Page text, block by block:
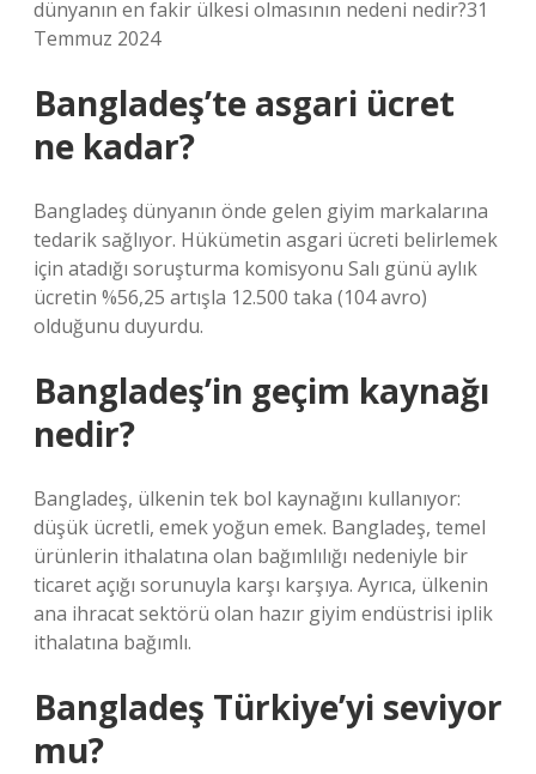
dünyanın en fakir ülkesi olmasının nedeni nedir?31
Temmuz 2024
Bangladeş’te asgari ücret
ne kadar?
Bangladeş dünyanın önde gelen giyim markalarına
tedarik sağlıyor. Hükümetin asgari ücreti belirlemek
için atadığı soruşturma komisyonu Salı günü aylık
ücretin %56,25 artışla 12.500 taka (104 avro)
olduğunu duyurdu.
Bangladeş’in geçim kaynağı
nedir?
Bangladeş, ülkenin tek bol kaynağını kullanıyor:
düşük ücretli, emek yoğun emek. Bangladeş, temel
ürünlerin ithalatına olan bağımlılığı nedeniyle bir
ticaret açığı sorunuyla karşı karşıya. Ayrıca, ülkenin
ana ihracat sektörü olan hazır giyim endüstrisi iplik
ithalatına bağımlı.
Bangladeş Türkiye’yi seviyor
mu?